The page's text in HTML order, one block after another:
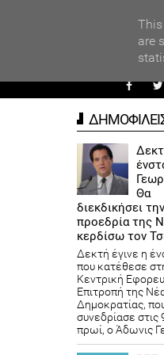
Θα
διεκδικήσει την
προεδρία της
κερδίσω τον
Δεκτή έγινε η
που κατέθεσε
Κεντρική
Επιτροπή της
Δημοκρατίας,
συνεδρίασε στις
πρωί, ο Άδωνις
are